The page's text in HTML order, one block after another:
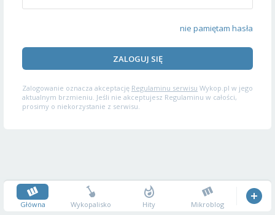
nie pamiętam hasła
ZALOGUJ SIĘ
Zalogowanie oznacza akceptację Regulaminu serwisu Wykop.pl w jego
aktualnym brzmieniu. Jeśli nie akceptujesz Regulaminu w całości,
prosimy o niekorzystanie z serwisu.
Główna Wykopalisko Hity Mikroblog